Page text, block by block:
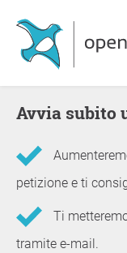
Avvia
petizione e ti
Ti
tramite e-mail.